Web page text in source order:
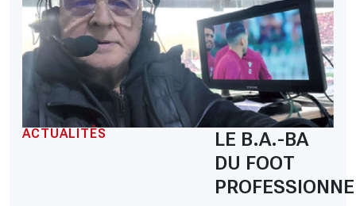
ACTUALITÉS
LE B.A.-BA
DU FOOT